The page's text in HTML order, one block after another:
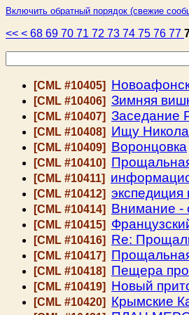
Включить обратный порядок (свежие
<< < 68 69 70 71 72 73 74 75 76 77
[CML #10405]
[CML #10406] Зимняя
[CML #10407] Заседание
[CML #10408] Ищу
[CML #10409] Воронцовка
[CML #10410]
[CML #10411]
[CML #10412]
[CML #10414] Внимание -
[CML #10415]
[CML #10416] Re:
[CML #10417]
[CML #10418] Пещера
[CML #10419] Новый
[CML #10420] Крымские